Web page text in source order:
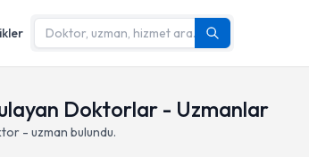
Doktorlar - Uzmanlar
- uzman bulundu.